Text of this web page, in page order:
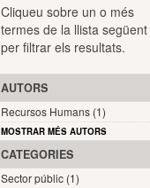
Cliqueu sobre un o més
termes de la llista següent
per filtrar els resultats.
AUTORS
Recursos Humans (1)
MOSTRAR MÉS AUTORS
CATEGORIES
Sector públic (1)